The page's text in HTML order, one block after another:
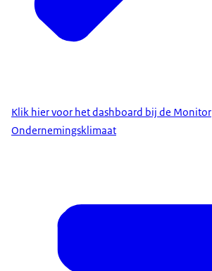
Klik hier voor het dashboard bij de Monitor
Ondernemingsklimaat